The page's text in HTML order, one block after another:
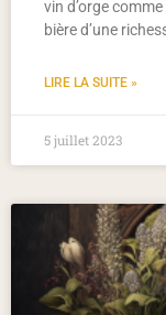
vin d’orge
bière d’une
LIRE LA SUITE »
5 juillet 2023